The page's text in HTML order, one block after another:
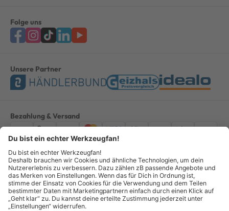
Folge uns
Unsere Partner
Bezahlung & Versand
ImpressumAGBDatenschutzWiderruf Vertrag widerrufen
Alle Preise verstehen sich inkl. ges. MwSt. *Kostenloser Versand innerhalb
Deutschlands, bei Bestellungen ab 100,00 Euro.
© Copyright 2026 GOTOOLS GmbH - Alle Rechte vorbehalten. powered by